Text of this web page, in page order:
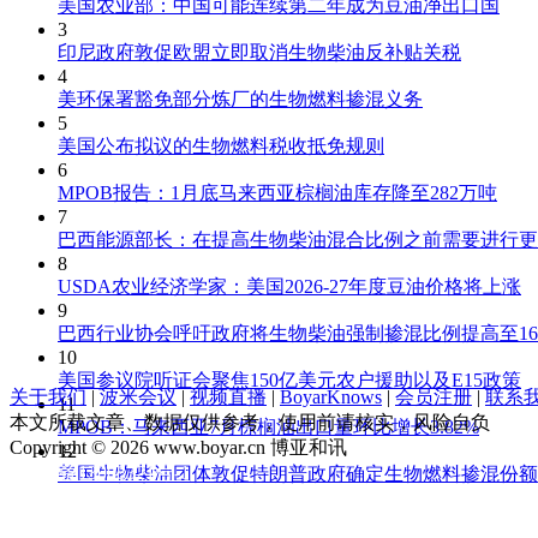
美国农业部：中国可能连续第二年成为豆油净出口国
3
印尼政府敦促欧盟立即取消生物柴油反补贴关税
4
美环保署豁免部分炼厂的生物燃料掺混义务
5
美国公布拟议的生物燃料税收抵免规则
6
MPOB报告：1月底马来西亚棕榈油库存降至282万吨
7
巴西能源部长：在提高生物柴油混合比例之前需要进行
8
USDA农业经济学家：美国2026-27年度豆油价格将上涨
9
巴西行业协会呼吁政府将生物柴油强制掺混比例提高至
10
美国参议院听证会聚焦150亿美元农户援助以及E15政策
11
MPOB：马来西亚7月棕榈油出口量环比增长3.82%
12
美国生物柴油团体敦促特朗普政府确定生物燃料掺混份额
关于我们 |波米会议 | 视频直播 | BoyarKnows | 会员注册 | 联系
本文所载文章、数据仅供参考，使用前请核实，风险自负
Copyright © 2026 www.boyar.cn 博亚和讯
京ICP备13008321号-1